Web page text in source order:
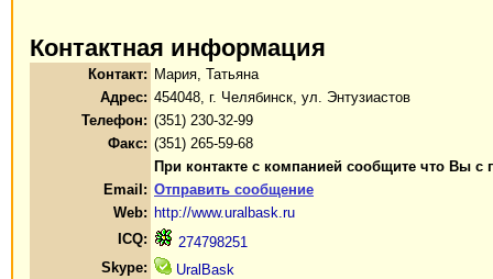
Контактная информация
Контакт: Мария, Татьяна
Адрес: 454048, г. Челябинск, ул. Энтузиастов
Телефон: (351) 230-32-99
Факс: (351) 265-59-68
При контакте с компанией сообщите что Вы с
Email: Отправить сообщение
Web: http://www.uralbask.ru
ICQ:
274798251
Skype:
UralBask